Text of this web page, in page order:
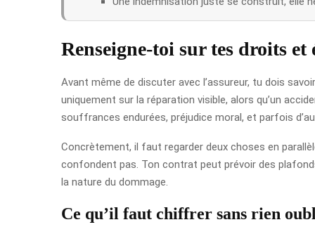
Renseigne-toi sur tes droits et
Avant même de discuter avec l’assureur, tu dois
uniquement sur la réparation visible, alors qu’un
souffrances endurées, préjudice moral, et parfois
Concrètement, il faut regarder deux choses en
confondent pas. Ton contrat peut prévoir des
la nature du dommage.
Ce qu’il faut chiffrer sans rien